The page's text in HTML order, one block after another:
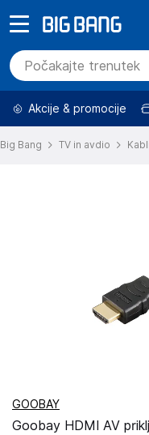
Akcije & promocije
Big Bang TV in avdio
GOOBAY
Goobay HDMI AV